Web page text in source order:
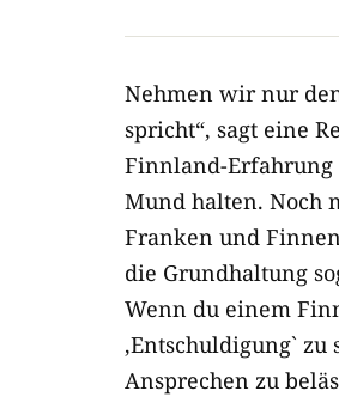
Nehmen wir nur den
spricht“, sagt eine
Finnland-Erfahrung
Mund halten. Noch
Franken und
die Grundhaltung
Wenn du einem
,Entschuldigung`
Ansprechen zu